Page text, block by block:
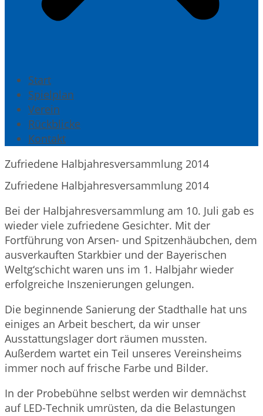
Start
Spielplan
Verein
Rückblicke
Kontakt
Zufriedene Halbjahresversammlung 2014
Zufriedene Halbjahresversammlung 2014
Bei der Halbjahresversammlung am 10. Juli gab es
wieder viele zufriedene Gesichter. Mit der
Fortführung von Arsen- und Spitzenhäubchen, dem
ausverkauften Starkbier und der Bayerischen
Weltg‘schicht waren uns im 1. Halbjahr wieder
erfolgreiche Inszenierungen gelungen.
Die beginnende Sanierung der Stadthalle hat uns
einiges an Arbeit beschert, da wir unser
Ausstattungslager dort räumen mussten.
Außerdem wartet ein Teil unseres Vereinsheims
immer noch auf frische Farbe und Bilder.
In der Probebühne selbst werden wir demnächst
auf LED-Technik umrüsten, da die Belastungen